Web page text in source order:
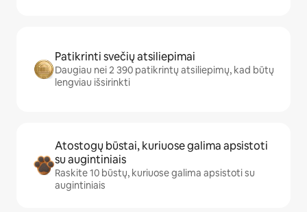
Patikrinti svečių atsiliepimai
Daugiau nei 2 390 patikrintų atsiliepimų, kad būtų
lengviau išsirinkti
Atostogų būstai, kuriuose galima apsistoti
su augintiniais
Raskite 10 būstų, kuriuose galima apsistoti su
augintiniais